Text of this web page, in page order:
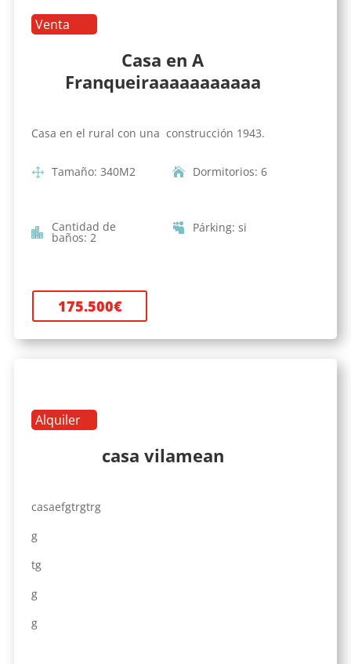
Venta
Casa en A
Franqueiraaaaaaaaaaa
Casa en el rural con una construcción 1943.
Tamaño: 340M2 Dormitorios: 6
Cantidad de
baños: 2
Párking: si
175.500€
Alquiler
casa vilamean
casaefgtrgtrg
g
tg
g
g